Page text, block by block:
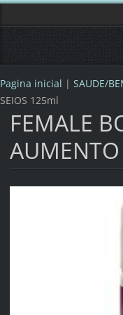
Pagina inicial | SAUDE/
SEIOS 125ml
FEMALE